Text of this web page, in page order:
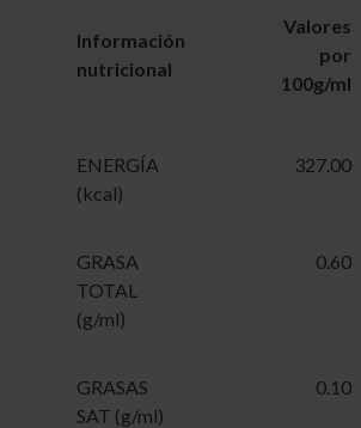
Información
nutricional
Valores
por
100g/ml
ENERGÍA
(kcal)
327.00
GRASA
TOTAL
(g/ml)
0.60
GRASAS
SAT (g/ml)
0.10